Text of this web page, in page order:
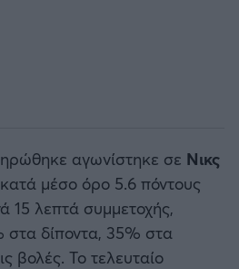
αγωνίστηκε σε Νικς
μέσο όρο 5.6 πόντους
15 λεπτά συμμετοχής,
δίποντα, 35% στα
βολές. Το τελευταίο